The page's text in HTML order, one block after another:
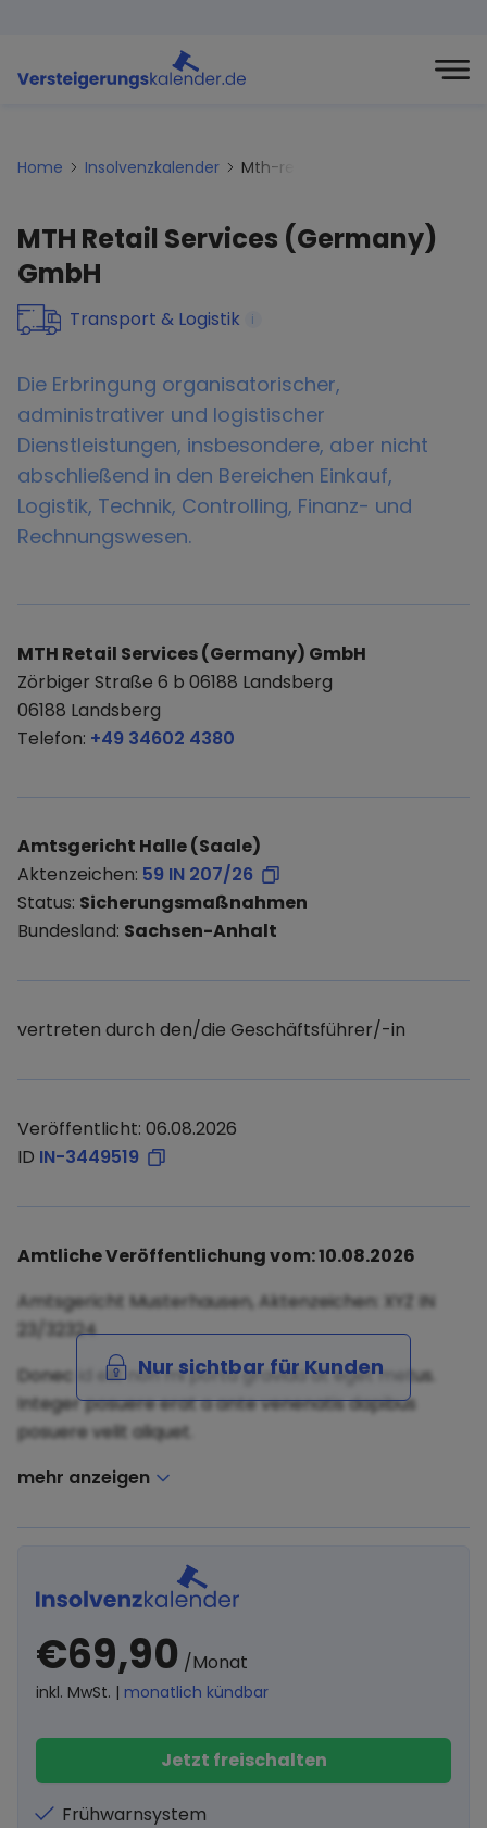
Home Insolvenzkalender Mth-retail-services-germany-
MTH Retail Services (Germany)
GmbH
Transport & Logistik i
Die Erbringung organisatorischer,
administrativer und logistischer
Dienstleistungen, insbesondere, aber nicht
abschließend in den Bereichen Einkauf,
Logistik, Technik, Controlling, Finanz- und
Rechnungswesen.
MTH Retail Services (Germany) GmbH
Zörbiger Straße 6 b 06188 Landsberg
06188 Landsberg
Telefon: +49 34602 4380
Amtsgericht Halle (Saale)
Aktenzeichen: 59 IN 207/26
Status: Sicherungsmaßnahmen
Bundesland: Sachsen-Anhalt
vertreten durch den/die Geschäftsführer/-in
Veröffentlicht: 06.08.2026
ID IN-3449519
Amtliche Veröffentlichung vom: 10.08.2026
Amtsgericht Musterhausen, Aktenzeichen: XYZ IN
23/32324
Donec id elit non mi porta gravida at eget metus.
Integer posuere erat a ante venenatis dapibus
posuere velit aliquet.
Nur sichtbar für Kunden
mehr anzeigen
€69,90 /Monat
inkl. MwSt. | monatlich kündbar
Jetzt freischalten
Frühwarnsystem